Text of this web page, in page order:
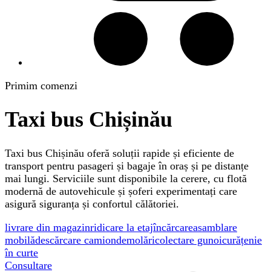
Primim comenzi
Taxi bus Chișinău
Taxi bus Chișinău oferă soluții rapide și eficiente de
transport pentru pasageri și bagaje în oraș și pe distanțe
mai lungi. Serviciile sunt disponibile la cerere, cu flotă
modernă de autovehicule și șoferi experimentați care
asigură siguranța și confortul călătoriei.
livrare din magazinridicare la etajîncărcareasamblare
mobilădescărcare camiondemolăricolectare gunoicurățenie
în curte
Consultare